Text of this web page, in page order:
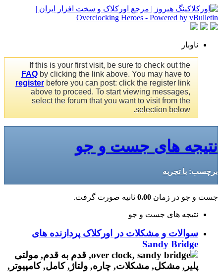
ناوبار
If this is your first visit, be sure to check out the
FAQ by clicking the link above. You may have to
register before you can post: click the register link
above to proceed. To start viewing messages,
select the forum that you want to visit from the
selection below.
نتیجه های جست و جو
برچسب: با تجربه
جست و جو در زمان 0.00 ثانیه صورت گرفت.
نتیجه های جست و جو
سوالات و مشکلات در اورکلاک پردازنده های
Sandy Bridge